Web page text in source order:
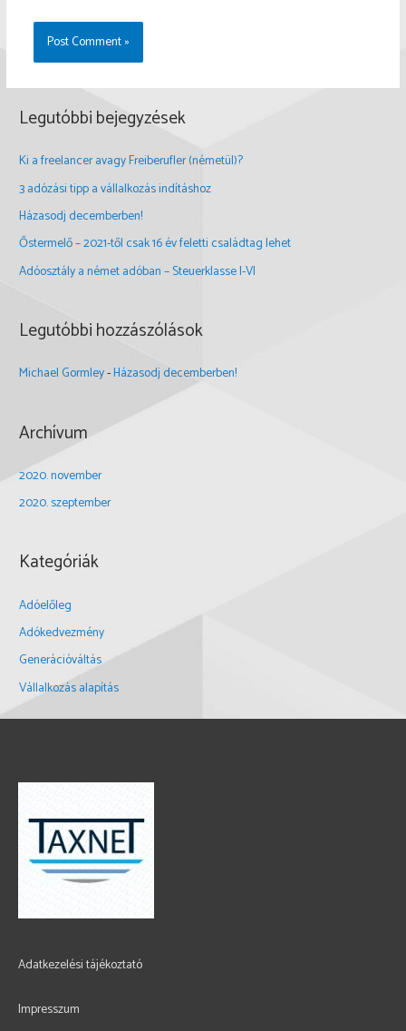
Legutóbbi bejegyzések
Ki a freelancer avagy Freiberufler (németül)?
3 adózási tipp a vállalkozás indításhoz
Házasodj decemberben!
Őstermelő – 2021-től csak 16 év feletti családtag lehet
Adóosztály a német adóban – Steuerklasse I-VI
Legutóbbi hozzászólások
Michael Gormley-Házasodj decemberben!
Archívum
2020. november
2020. szeptember
Kategóriák
Adóelőleg
Adókedvezmény
Generációváltás
Vállalkozás alapítás
Adatkezelési tájékoztató
Impresszum